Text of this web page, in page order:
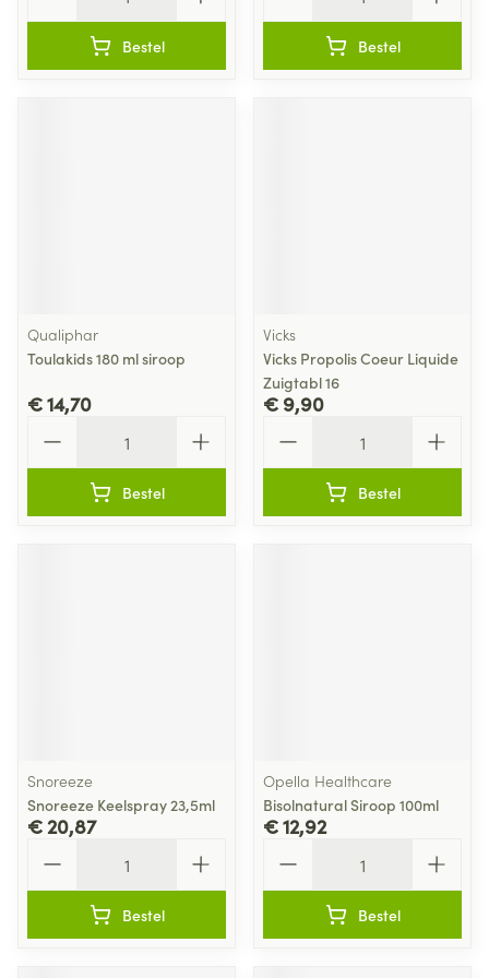
Bestel Bestel
Qualiphar
Toulakids 180 ml siroop
€ 14,70
Bestel
Vicks
Vicks Propolis Coeur Liquide
Zuigtabl 16
€ 9,90
Bestel
Snoreeze
Snoreeze Keelspray 23,5ml
€ 20,87
Bestel
Opella Healthcare
Bisolnatural Siroop 100ml
€ 12,92
Bestel